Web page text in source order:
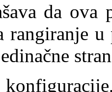
da ova
rangiranje